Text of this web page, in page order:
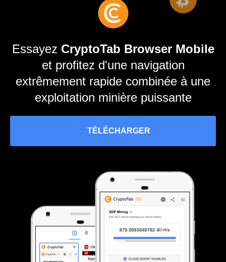
Essayez CryptoTab Browser Mobile
et profitez d'une navigation
extrêmement rapide combinée à une
exploitation minière puissante
TÉLÉCHARGER